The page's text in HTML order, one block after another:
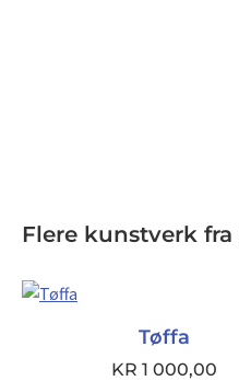
Flere kunstverk fra
Tøffa
KR 1 000,00